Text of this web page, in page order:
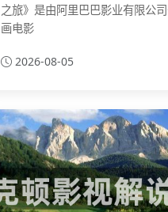
之旅》是由阿里巴巴影业有限公
画电影
2026-08-05